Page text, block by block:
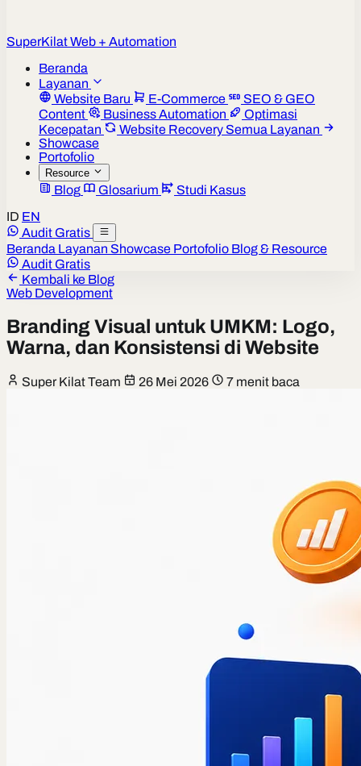
SuperKilatWeb + Automation
Beranda
Layanan
Website Baru
E-Commerce
SEO & GEO
Content
Business Automation
Optimasi
Kecepatan
Website Recovery Semua Layanan
Showcase
Portofolio
Resource
Blog Glosarium
Studi Kasus
ID EN
Audit Gratis
Beranda Layanan Showcase Portofolio Blog & Resource
Audit Gratis
Kembali ke Blog
Web Development
Branding Visual untuk UMKM: Logo,
Warna, dan Konsistensi di Website
Super Kilat Team 26 Mei 2026 7 menit baca